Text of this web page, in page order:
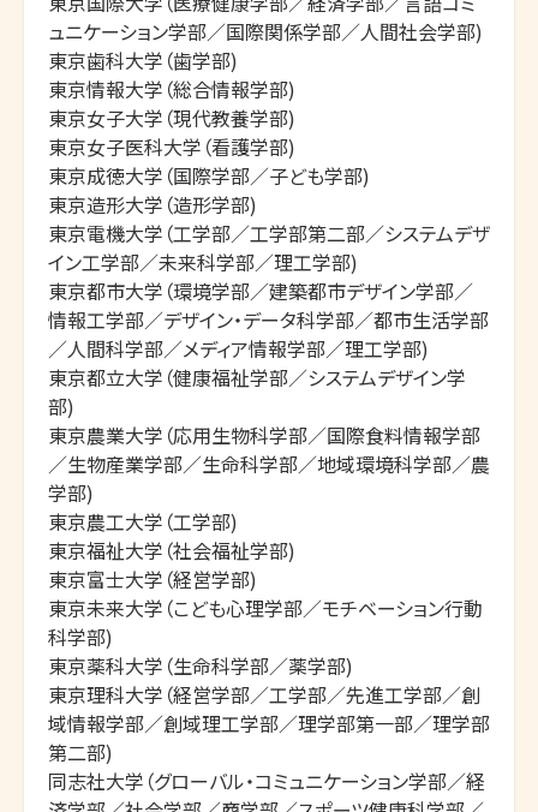
ュニケーション学部／国際関係学部／人間社会学部)
東京歯科大学（歯学部)
東京情報大学（総合情報学部)
東京女子大学（現代教養学部)
東京女子医科大学（看護学部)
東京成徳大学（国際学部／子ども学部)
東京造形大学（造形学部)
東京電機大学（工学部／工学部第二部／システムデザ
イン工学部／未来科学部／理工学部)
東京都市大学（環境学部／建築都市デザイン学部／
情報工学部／デザイン・データ科学部／都市生活学部
／人間科学部／メディア情報学部／理工学部)
東京都立大学（健康福祉学部／システムデザイン学
部)
東京農業大学（応用生物科学部／国際食料情報学部
／生物産業学部／生命科学部／地域環境科学部／農
学部)
東京農工大学（工学部)
東京福祉大学（社会福祉学部)
東京富士大学（経営学部)
東京未来大学（こども心理学部／モチベーション行動
科学部)
東京薬科大学（生命科学部／薬学部)
東京理科大学（経営学部／工学部／先進工学部／創
域情報学部／創域理工学部／理学部第一部／理学部
第二部)
同志社大学（グローバル・コミュニケーション学部／経